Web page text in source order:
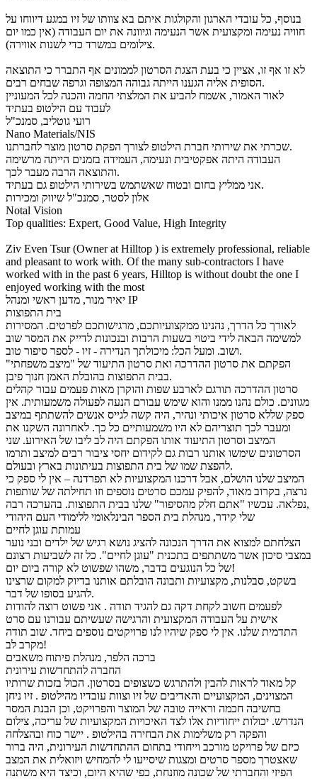
בנוסף, כל עובדי הארגון והקולגות איתם בא צוותו של זיו במגע דיווחו על
חוויה נעימה ומקצועית אשר הנעימה וגיוונה את יום העבודה (אין כמו יום
צילומים במשרד כדי לשנות אווירה).
לא זו אף זו, אציין כי בעת הצגת הסרטון לממונים אף התברר כי התוצאה
הסופית אליה הגענו הייתה גבוהה המצופה וגרפה שבחים רבים.
לאור האמור, אשמח להביע את המלצתי החמה והכנה לכל המעוניין
לעבוד עם הילטופ בעתיד
רועי גוטליב, סמנכ"ל
Nano Materials/NIS
שכרתי את שירותי חברת הילטופ לצורך הפקת סרטון מוצר לחברתנו.
העבודה היתה אפקטיבית ונעימה, העמידה בזמנים הייתה מרשימה
והתוצאה הרבה מעבר לכך.
אני ממליץ בחום ובטוח שאשתמש בשירותי הילטופ גם בעתיד.
אלון לסטר, סמנכ"ל שיווק ומכירות
Notal Vision
Top qualities: Expert, Good Value, High Integrity
Ziv Even Tsur (Owner at Hilltop ) is extremely professional, reliable
and pleasant to work with. Of the many sub-contractors I have
worked with in the past 6 years, Hilltop is without doubt the one I
enjoyed working with the most
יאיר מנור, מדען ראשי ומנהל IP
בית התפוצות
לאורך כל הדרך, נהנינו ממקצועיותכם, מרגישותכם לפרטים. המסירות
למשימה הבאה לידי ביטוי בשעות הרבות ובנכונות לדייק את המסר שוב
ושוב. ומעל הכל: מיכולתך הנדירה - זיו - לספר סיפור טוב.
הפקתם את סרטון ההדרכה ואת סרטון התיעוד של "מיצב משפחתי"
בבית התפוצות בהובלת האמן חנוך פיבן.
סרטון ההדרכה תורגם לארבע שפות והוקרן מאות פעמים עבור קהלים
מגוונים. כולם נהנו ממנו והוא שימש עבורם הנעה לפעולה משמעותית. אין
ספק שללא סרטון איכותי ונהיר, היה קשה לגייס אנשים להשתתף במיצב
ומעבר לכך תוצריהם לא היו משמעותיים כל כך. לאחרונה השקנו את
המיצב וסרטון התיעוד אותו הפקתם היה לב ליבו של האירוע. שני
הסרטונים שימשו אותנו רבות גם לקידום יחסי ציבור רבים למיצב ותרמו
להפצת שמו של בית התפוצות בעיתונות בארץ ובעולם.
המיצב שלנו הושלם, אבל דרכנו המקצועיות לא תפרדנה – אין לי ספק כי
נרצה, בקרוב מאוד, להפיק עמכם סרטים נוספים וזו תחילתה של שותפות
נפלאה. עכשיו "אתם חלק מהסיפור" שלנו בבית התפוצות. בהערכה רבה,
שלי קידר, מנהלת בית הספר הבינלאומי ללימודי העם היהודי
עמותת עוגן לחיים
הצלחתם למצוא את הדרך הנכונה להציג נושא רגיש של ילדים ובני נוער
במצבי סיכון אשר משתתפים בתכנית "עוגן לחיים". כל זה לשביעות רצונם
של כל הנוגעים בדבר, משהו שפשוט לא קורה ביום יום!
בשקט, סבלנות, מקצועיות ותבונה הובלתם אותנו בדיוק למקום שרצינו
להגיע בסופו של דבר.
לפעמים חשוב לקחת דקה גם להגיד תודה . אני פשוט רוצה להודות
אישית על העבודה המקצועית והרגישה שעשיתם עבורנו עם סרט
התדמית שלנו. אין לי ספק שיהיו לנו פרויקטים נוספים ביחד. שוב תודה
מקרב לב!
ברכה הלפר, מנהלת פיתוח משאבים
החברה להתחדשות עירונית
קל מאוד לראות להבין ולהתרגש כשצופים בסרטון. הכול בזכות שרותיו
המצוינים, המקצועיים והאדיבים של זיו וצוות עובדיו מהילטופ . זיו ניחן
בחשיבה חכמה וראייה טובה של המוצר והפרויקט, וכן הבנת המסר
הנדרש. יכולות ייחודיות אלו לצד האיכויות המקצועיות של עריכה, צילום
והפקה רק משלימות את הבחירה בהילטופ . יישר כוח ובהצלחה
כיזם של פרויקט מורכב וייחודי בתחום ההתחדשות העירונית, היה ברור
שאצטרך מספר סרטים ומצגות שיסייעו לי להמחיש ויזואלית את המצב
הפיזי והחברתי של שכונה מוזנחת, כפי שהיא היום, וכיצד היא משתנה